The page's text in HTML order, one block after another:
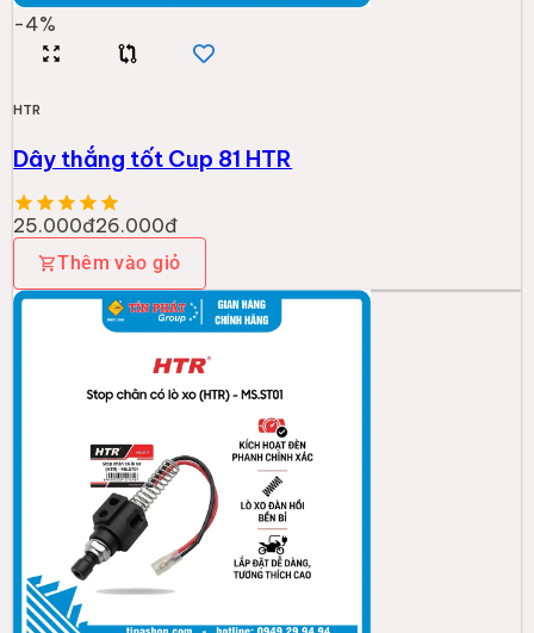
-4%
HTR
Dây thắng tốt Cup 81 HTR
25.000đ26.000đ
Thêm vào giỏ